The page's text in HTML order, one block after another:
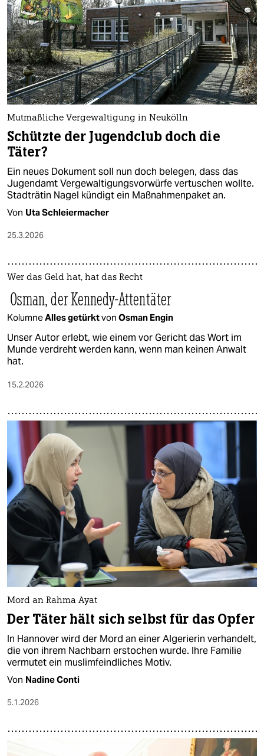
Mutmaßliche Vergewaltigung in Neukölln
Schützte der Jugendclub doch die
Täter?
Ein neues Dokument soll nun doch belegen, dass das
Jugendamt Vergewaltigungsvorwürfe vertuschen wollte.
Stadträtin Nagel kündigt ein Maßnahmenpaket an.
Von Uta Schleiermacher
25.3.2026
Wer das Geld hat, hat das Recht
Osman, der Kennedy-Attentäter
KolumneAlles getürktvon Osman Engin
Unser Autor erlebt, wie einem vor Gericht das Wort im
Munde verdreht werden kann, wenn man keinen Anwalt
hat.
15.2.2026
Mord an Rahma Ayat
Der Täter hält sich selbst für das Opfer
In Hannover wird der Mord an einer Algerierin verhandelt,
die von ihrem Nachbarn erstochen wurde. Ihre Familie
vermutet ein muslimfeindliches Motiv.
Von Nadine Conti
5.1.2026